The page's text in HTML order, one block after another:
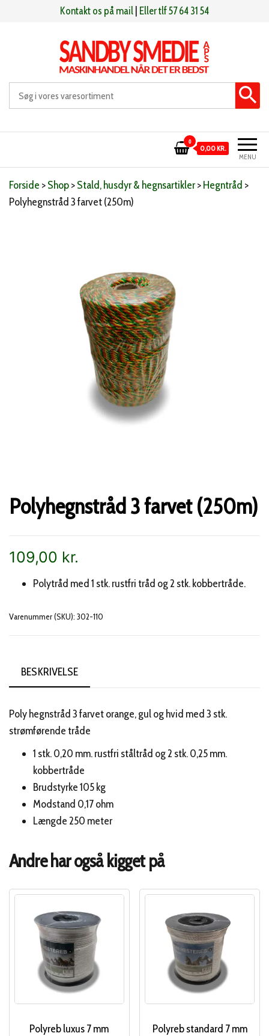
Kontakt os på mail Eller tlf 57 64 31 54
Sandby smeden Maskinhandel når det er bedst
MENU
0
0,00 KR.
Forside >Shop>Stald, husdyr & hegnsartikler>Hegntråd >
Polyhegnstråd 3 farvet (250m)
Polyhegnstråd 3 farvet (250m)
109,00 kr.
Polytråd med 1 stk. rustfri tråd og 2 stk. kobbertråde.
Varenummer (SKU): 302-110
BESKRIVELSE
Poly hegnstråd 3 farvet orange, gul og hvid med 3 stk.
strømførende tråde
1 stk. 0,20 mm. rustfri ståltråd og 2 stk. 0,25 mm.
kobbertråde
Brudstyrke 105 kg
Modstand 0,17 ohm
Længde 250 meter
Andre har også kigget på
Polyreb luxus 7 mm
Polyreb standard 7 mm